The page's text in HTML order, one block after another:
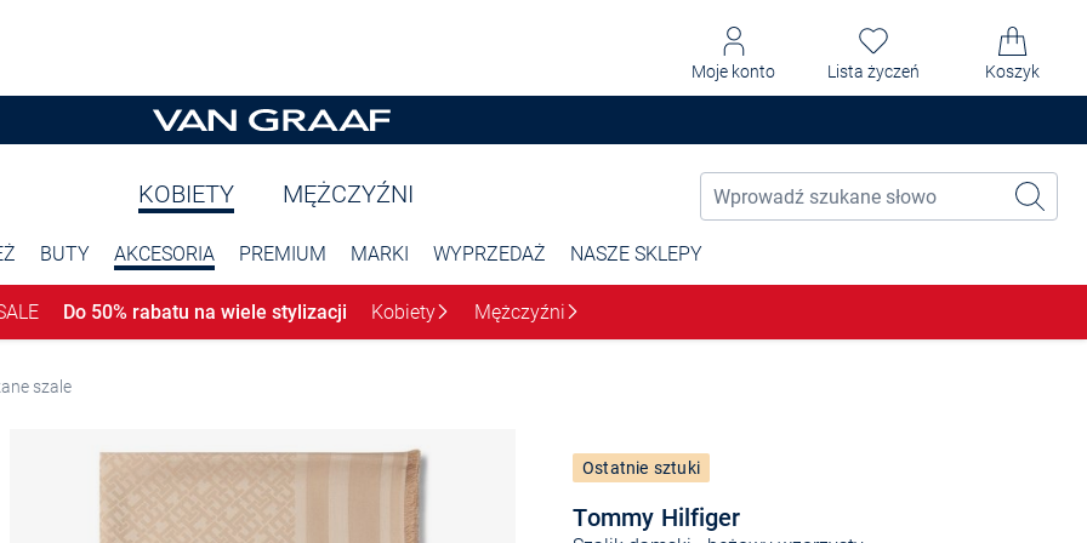
Moje konto Lista życzeń Koszyk
KOBIETY MĘŻCZYŹNI
BUTY AKCESORIA PREMIUM MARKI WYPRZEDAŻ NASZE SKLEPY
Do 50% rabatu na wiele stylizacji Kobiety Mężczyźni
szale
Tommy Hilfiger
Ostatnie sztuki